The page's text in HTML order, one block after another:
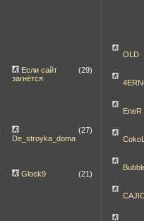
Если сайт
загнётся
(29)
De_stroyka_doma
(27)
Glock9 (21)
OLD
EneR